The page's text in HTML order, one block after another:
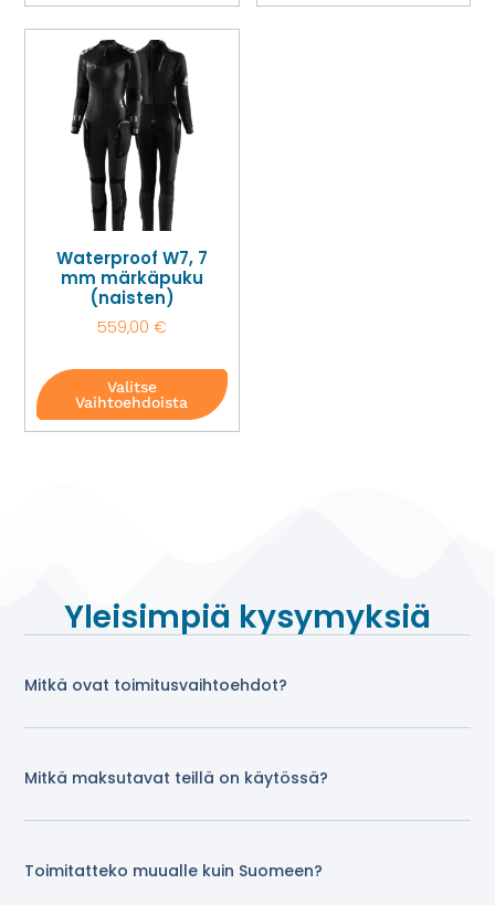
Waterproof W7, 7
mm märkäpuku
(naisten)
559,00 €
Valitse
Vaihtoehdoista
Yleisimpiä kysymyksiä
Mitkä ovat toimitusvaihtoehdot?
Mitkä maksutavat teillä on käytössä?
Toimitatteko muualle kuin Suomeen?